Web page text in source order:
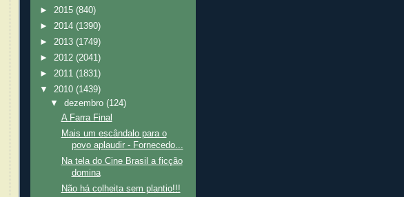
► 2015 (840)
► 2014 (1390)
► 2013 (1749)
► 2012 (2041)
► 2011 (1831)
▼ 2010 (1439)
▼dezembro(124)
A Farra Final
Mais um escândalo para o
povo aplaudir - Fornecedo...
Na tela do Cine Brasil a ficção
domina
Não há colheita sem plantio!!!